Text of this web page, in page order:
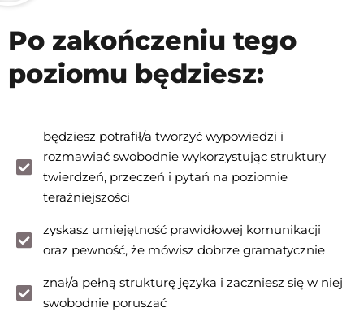
Po zakończeniu tego
poziomu będziesz:
będziesz potrafił/a tworzyć wypowiedzi i
rozmawiać swobodnie wykorzystując struktury
twierdzeń, przeczeń i pytań na poziomie
teraźniejszości
zyskasz umiejętność prawidłowej komunikacji
oraz pewność, że mówisz dobrze gramatycznie
znał/a pełną strukturę języka i zaczniesz się w niej
swobodnie poruszać